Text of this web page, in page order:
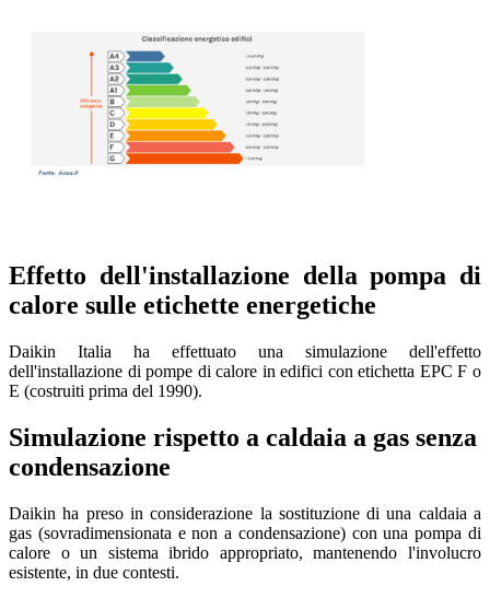
Effetto dell'installazione della pompa di
calore sulle etichette energetiche
Daikin Italia ha effettuato una simulazione dell'effetto
dell'installazione di pompe di calore in edifici con etichetta EPC F o
E (costruiti prima del 1990).
Simulazione rispetto a caldaia a gas senza
condensazione
Daikin ha preso in considerazione la sostituzione di una caldaia a
gas (sovradimensionata e non a condensazione) con una pompa di
calore o un sistema ibrido appropriato, mantenendo l'involucro
esistente, in due contesti.